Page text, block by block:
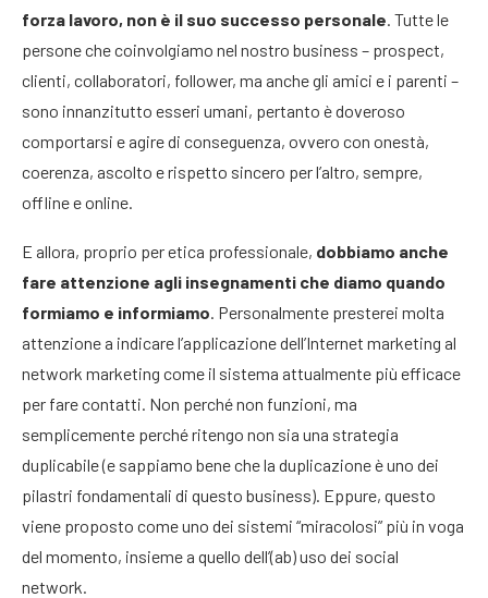
forza lavoro, non è il suo successo personale. Tutte le
persone che coinvolgiamo nel nostro business – prospect,
clienti, collaboratori, follower, ma anche gli amici e i parenti –
sono innanzitutto esseri umani, pertanto è doveroso
comportarsi e agire di conseguenza, ovvero con onestà,
coerenza, ascolto e rispetto sincero per l’altro, sempre,
offline e online.
E allora, proprio per etica professionale, dobbiamo anche
fare attenzione agli insegnamenti che diamo quando
formiamo e informiamo. Personalmente presterei molta
attenzione a indicare l’applicazione dell’Internet marketing al
network marketing come il sistema attualmente più efficace
per fare contatti. Non perché non funzioni, ma
semplicemente perché ritengo non sia una strategia
duplicabile (e sappiamo bene che la duplicazione è uno dei
pilastri fondamentali di questo business). Eppure, questo
viene proposto come uno dei sistemi “miracolosi” più in voga
del momento, insieme a quello dell’(ab) uso dei social
network.